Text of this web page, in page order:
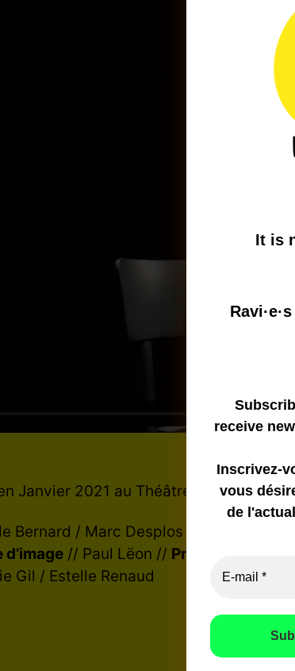
Janvier 2021 au Théâtre Trois P’tits
Bernard / Marc Desplos / Antonin Noël
d’image // Paul Lëon // Prise de son
Gil / Estelle Renaud
It is
receive
Inscrivez-
vous
de